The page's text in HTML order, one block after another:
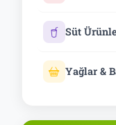
Süt
Yağlar &